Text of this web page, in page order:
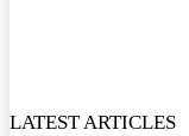
LATEST ARTICLES